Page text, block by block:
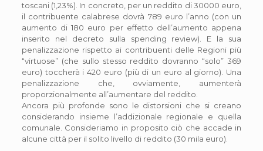
toscani (1,23%). In concreto, per un reddito di 30000 euro,
il contribuente calabrese dovrà 789 euro l’anno (con un
aumento di 180 euro per effetto dell’aumento appena
inserito nel decreto sulla spending review). E la sua
penalizzazione rispetto ai contribuenti delle Regioni più
“virtuose” (che sullo stesso reddito dovranno “solo” 369
euro) toccherà i 420 euro (più di un euro al giorno). Una
penalizzazione che, ovviamente, aumenterà
proporzionalmente all’aumentare del reddito.
Ancora più profonde sono le distorsioni che si creano
considerando insieme l’addizionale regionale e quella
comunale. Consideriamo in proposito ciò che accade in
alcune città per il solito livello di reddito (30 mila euro).